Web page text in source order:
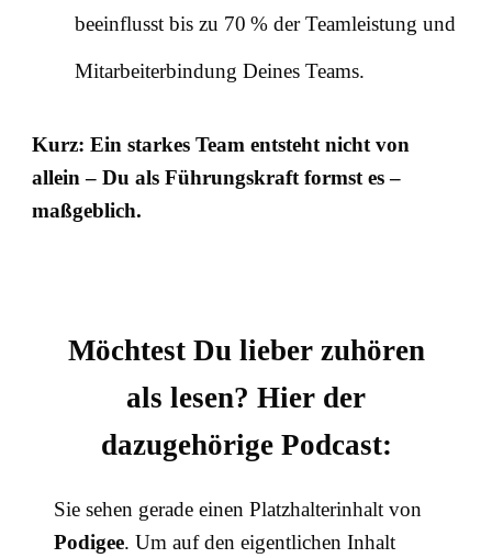
beeinflusst bis zu 70 % der Teamleistung und
Mitarbeiterbindung Deines Teams.
Kurz: Ein starkes Team entsteht nicht von
allein – Du als Führungskraft formst es –
maßgeblich.
Möchtest Du lieber zuhören
als lesen? Hier der
dazugehörige Podcast:
Sie sehen gerade einen Platzhalterinhalt von
Podigee. Um auf den eigentlichen Inhalt